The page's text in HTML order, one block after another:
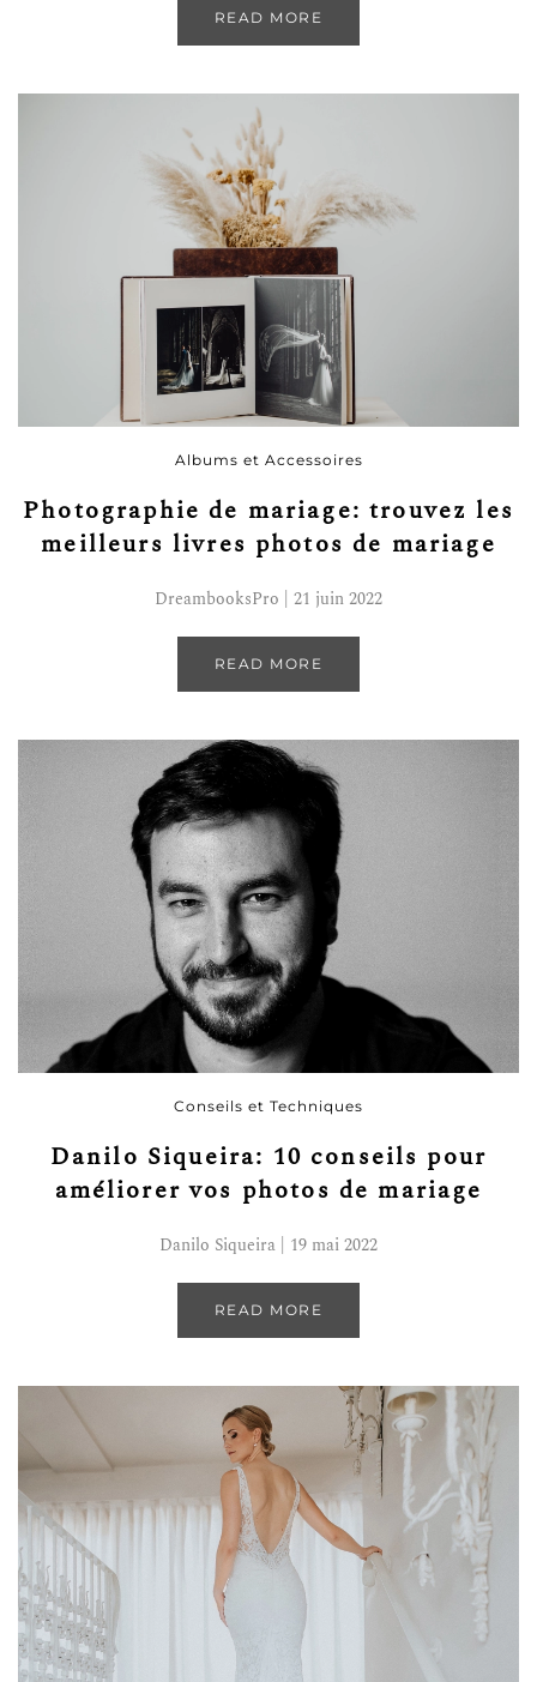
READ MORE
Albums et Accessoires
Photographie de mariage: trouvez les
meilleurs livres photos de mariage
DreambooksPro | 21 juin 2022
READ MORE
Conseils et Techniques
Danilo Siqueira: 10 conseils pour
améliorer vos photos de mariage
Danilo Siqueira | 19 mai 2022
READ MORE